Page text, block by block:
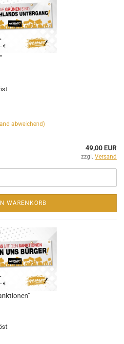
abweichend)
49,00 EUR
zzgl. Versand
WARENKORB